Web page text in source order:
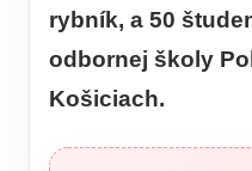
rybník, a 50
odbornej školy
Košiciach.